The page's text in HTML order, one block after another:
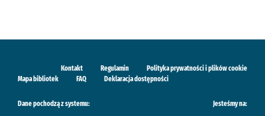
Kontakt Regulamin
Polityka prywatności i plików cookie
Mapa bibliotek
FAQ Deklaracja dostępności
Dane pochodzą z systemu: Jesteśmy na: